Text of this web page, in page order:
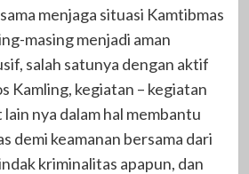
menjaga situasi Kamtibmas
masing menjadi aman
salah satunya dengan aktif
Kamling, kegiatan – kegiatan
nya dalam hal membantu
demi keamanan bersama dari
kriminalitas apapun, dan